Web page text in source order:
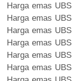
Harga emas
‎Harga emas
Harga emas
Harga emas
Harga emas
‎Harga emas